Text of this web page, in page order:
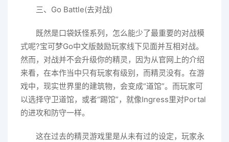
三、Go Battle(去对战)
既然是口袋妖怪系列，怎么能少了最重要的对战模
式呢?宝可梦Go中文版鼓励玩家线下见面并互相对战。
然而，对战并不会升级你的精灵，因为从官网上的介绍
来看，在本作当中只有玩家有级别，而精灵没有。在游
戏中，现实世界里的建筑物，会变成“道馆”。而玩家可
以选择守卫道馆，或者“踢馆”，就像Ingress里对Portal
的进攻和防守一样。
这在过去的精灵游戏里是从未有过的设定，玩家永